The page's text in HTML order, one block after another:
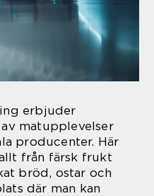
erbjuder
matupplevelser
producenter. Här
från färsk frukt
bröd, ostar och
där man kan